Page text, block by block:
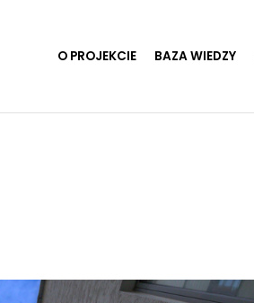
O PROJEKCIE BAZA WIEDZY